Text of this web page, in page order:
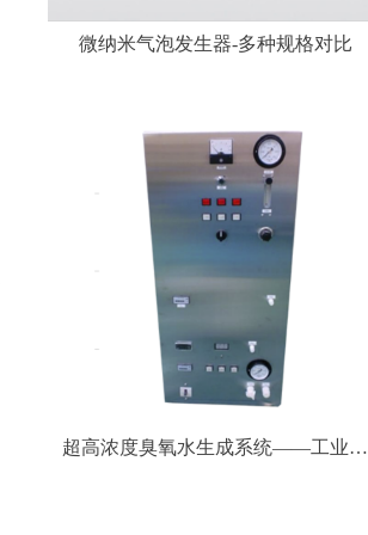
微纳米气泡发生器-多种规格对比
超高浓度臭氧水生成系统——工业、